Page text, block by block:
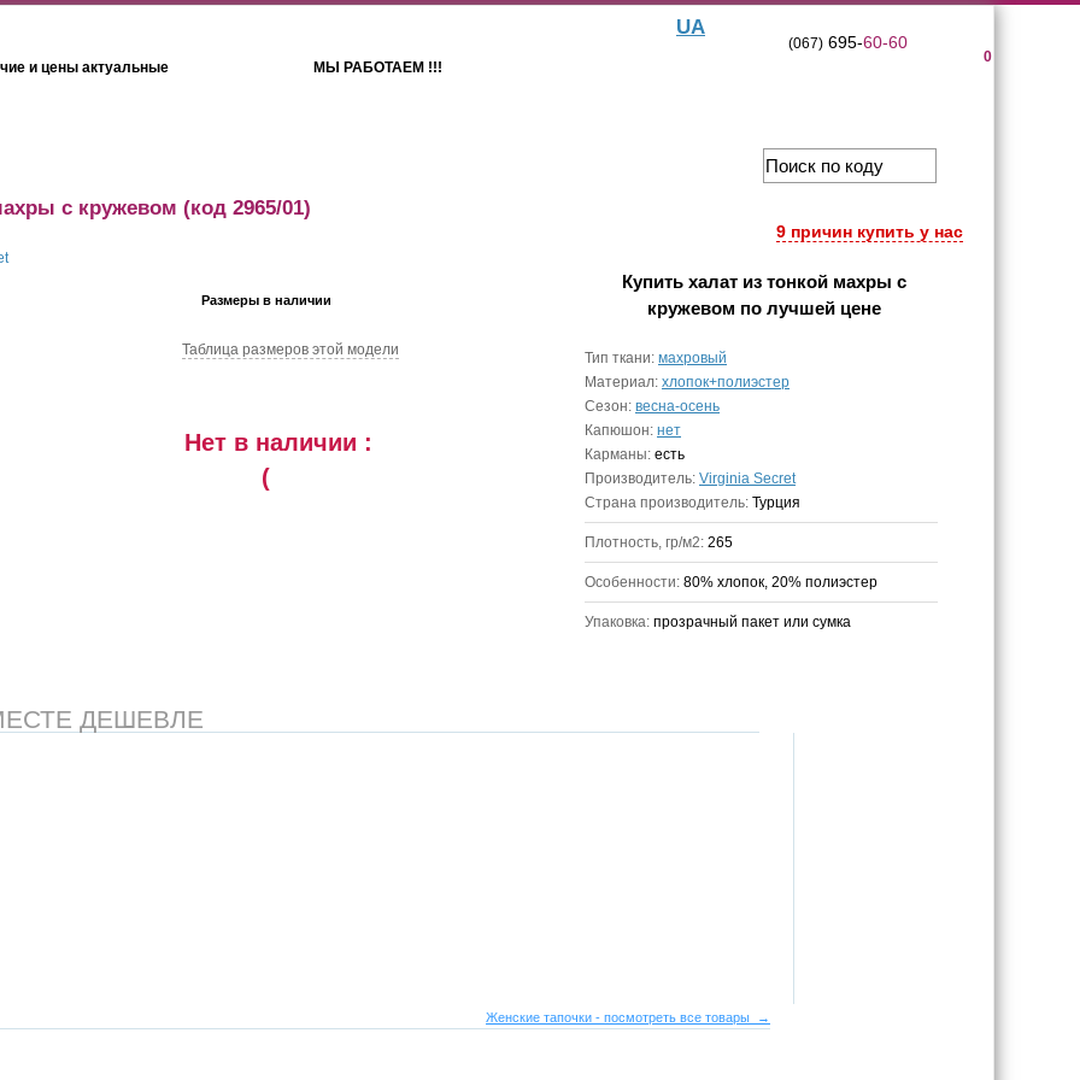
и цены актуальные МЫ РАБОТАЕМ !!!
UA
0
(067)695-60-60
9 причин купить у нас
с кружевом (код 2965/01)
Размеры в наличии
Таблица размеров этой модели
Нет в наличии :
(
Купить халат из тонкой махры с
кружевом по лучшей цене
Тип ткани: махровый
Материал: хлопок+полиэстер
Сезон: весна-осень
Капюшон: нет
Карманы: есть
Производитель: Virginia Secret
Страна производитель: Турция
Плотность, гр/м2: 265
Особенности: 80% хлопок, 20% полиэстер
Упаковка: прозрачный пакет или сумка
ДЕШЕВЛЕ
Женские тапочки - посмотреть все товары →